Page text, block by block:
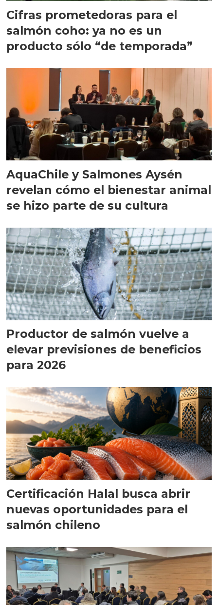
Cifras prometedoras para el
salmón coho: ya no es un
producto sólo “de temporada”
AquaChile y Salmones Aysén
revelan cómo el bienestar animal
se hizo parte de su cultura
Productor de salmón vuelve a
elevar previsiones de beneficios
para 2026
Certificación Halal busca abrir
nuevas oportunidades para el
salmón chileno